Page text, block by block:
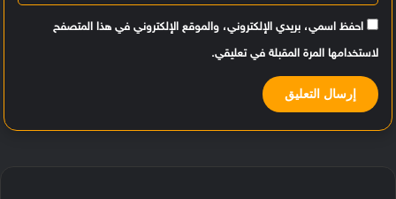
احفظ اسمي، بريدي الإلكتروني، والموقع الإلكتروني في هذا المتصفح
لاستخدامها المرة المقبلة في تعليقي.